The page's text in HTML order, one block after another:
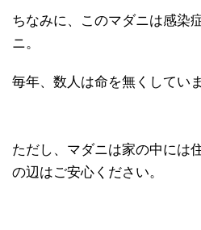
ちなみに、このマダニは感染
ニ。
毎年、数人は命を無くしていま
ただし、マダニは家の中には
の辺はご安心ください。